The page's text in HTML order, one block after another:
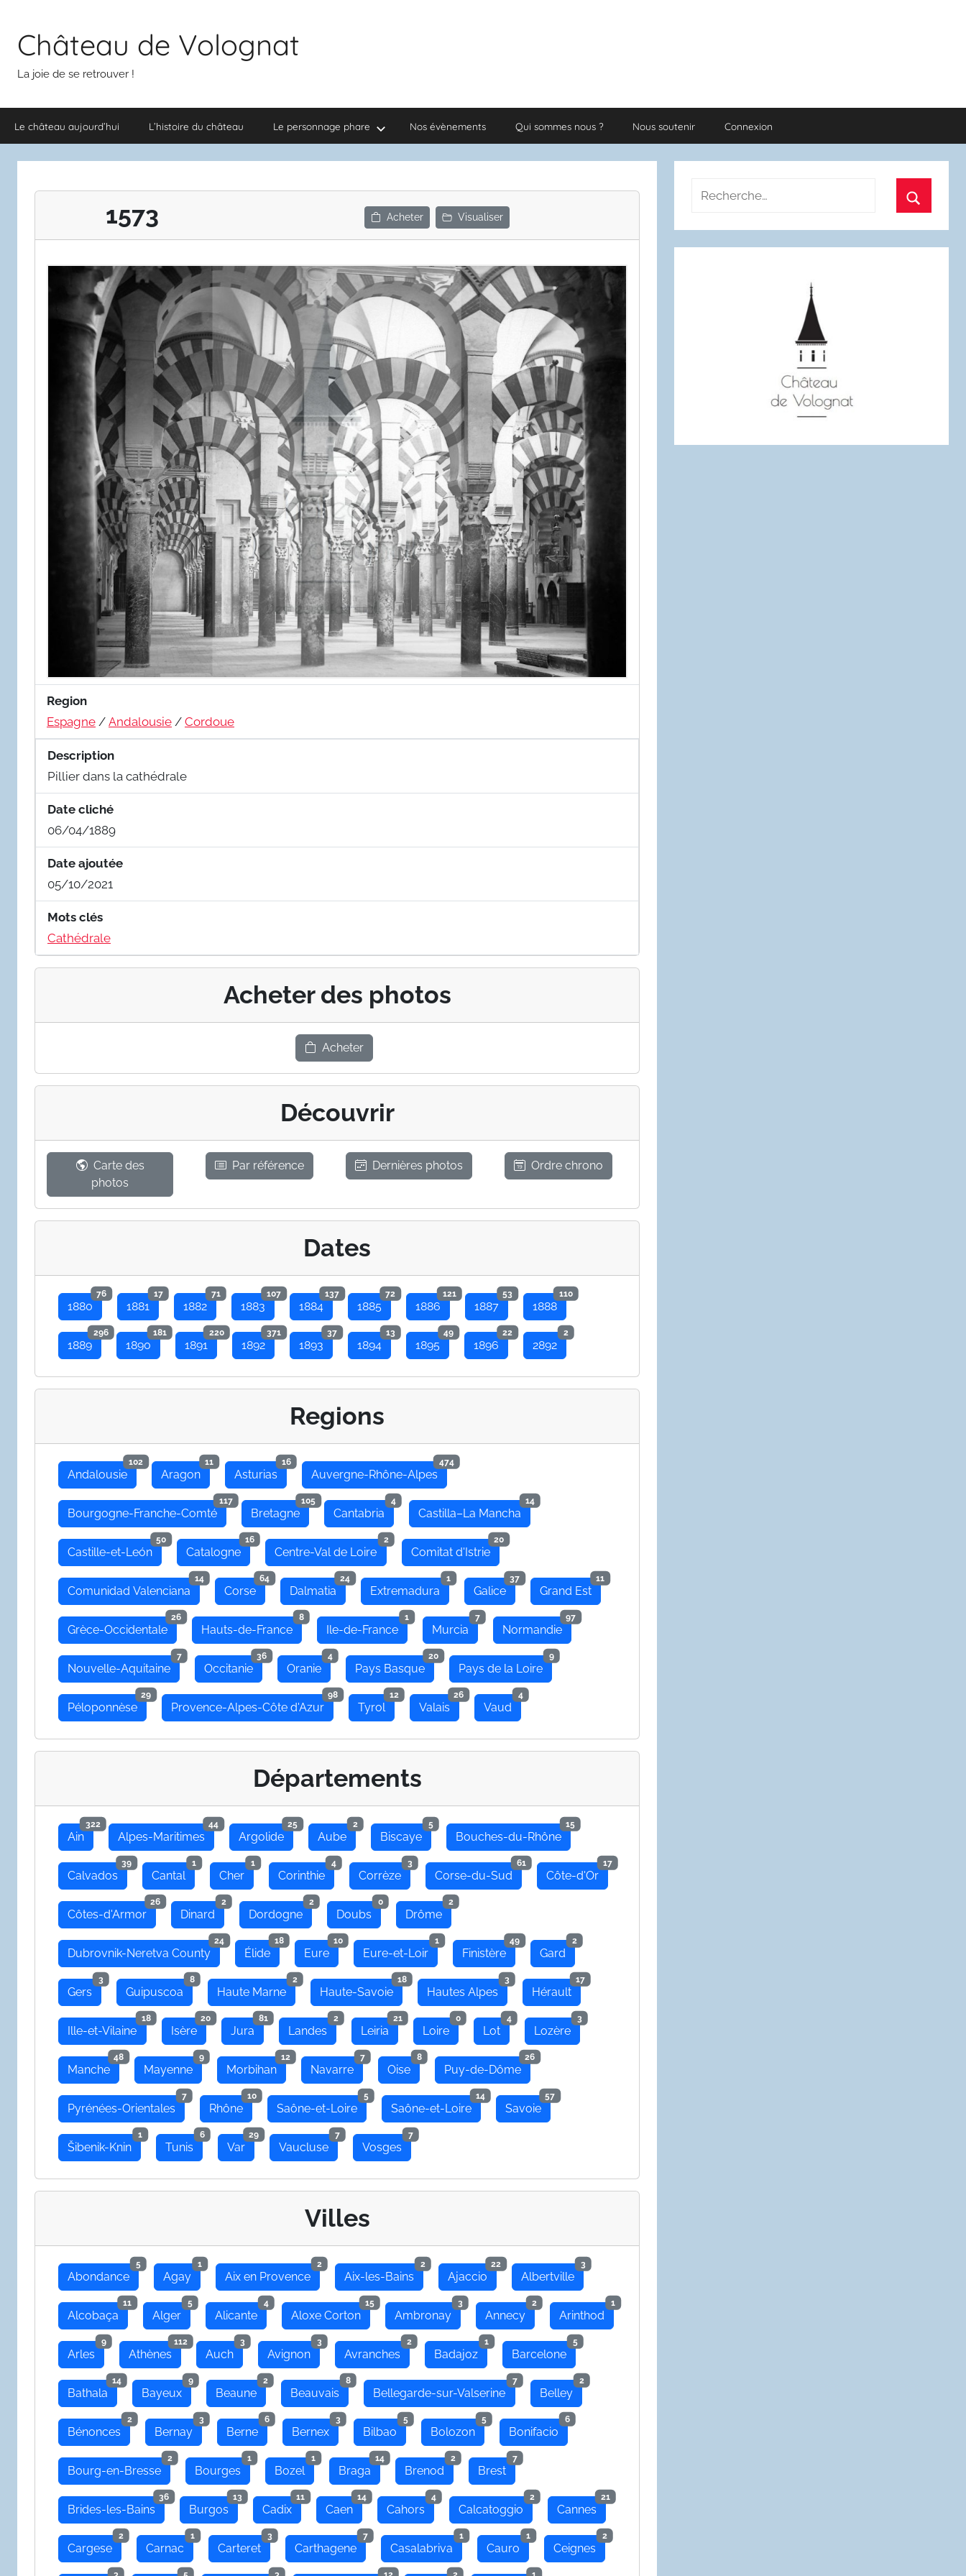
contenuChâteau de Volognat
La joie de se retrouver !
Le château aujourd’hui L’histoire du château Le personnage phare Nos évènements Qui sommes nous ? Nous soutenir Connexion
1573 Acheter Visualiser
Region
Espagne / Andalousie / Cordoue
Description
Pillier dans la cathédrale
Date cliché
06/04/1889
Date ajoutée
05/10/2021
Mots clés
Cathédrale
Acheter des photos
Acheter
Découvrir
Carte des
photos
Par référence Dernières photos Ordre chrono
Dates
1880
76
1881
17
1882
71
1883
107
1884
137
1885
72
1886
121
1887
53
1888
110
1889
296
1890
181
1891
220
1892
371
1893
37
1894
13
1895
49
1896
22
2892
2
Regions
Andalousie
102
Aragon
11
Asturias
16
Auvergne-Rhône-Alpes
474
Bourgogne-Franche-Comté
117
Bretagne
105
Cantabria
4
Castilla–La Mancha
14
Castille-et-León
50
Catalogne
16
Centre-Val de Loire
2
Comitat d'Istrie
20
Comunidad Valenciana
14
Corse
64
Dalmatia
24
Extremadura
1
Galice
37
Grand Est
11
Grèce-Occidentale
26
Hauts-de-France
8
Ile-de-France
1
Murcia
7
Normandie
97
Nouvelle-Aquitaine
7
Occitanie
36
Oranie
4
Pays Basque
20
Pays de la Loire
9
Péloponnèse
29
Provence-Alpes-Côte d'Azur
98
Tyrol
12
Valais
26
Vaud
4
Départements
Ain
322
Alpes-Maritimes
44
Argolide
25
Aube
2
Biscaye
5
Bouches-du-Rhône
15
Calvados
39
Cantal
1
Cher
1
Corinthie
4
Corrèze
3
Corse-du-Sud
61
Côte-d'Or
17
Côtes-d'Armor
26
Dinard
2
Dordogne
2
Doubs
0
Drôme
2
Dubrovnik-Neretva County
24
Élide
18
Eure
10
Eure-et-Loir
1
Finistère
49
Gard
2
Gers
3
Guipuscoa
8
Haute Marne
2
Haute-Savoie
18
Hautes Alpes
3
Hérault
17
Ille-et-Vilaine
18
Isère
20
Jura
81
Landes
2
Leiria
21
Loire
0
Lot
4
Lozère
3
Manche
48
Mayenne
9
Morbihan
12
Navarre
7
Oise
8
Puy-de-Dôme
26
Pyrénées-Orientales
7
Rhône
10
Saône-et-Loire
5
Saône-et-Loire
14
Savoie
57
Šibenik-Knin
1
Tunis
6
Var
29
Vaucluse
7
Vosges
7
Villes
Abondance
5
Agay
1
Aix en Provence
2
Aix-les-Bains
2
Ajaccio
22
Albertville
3
Alcobaça
11
Alger
5
Alicante
4
Aloxe Corton
15
Ambronay
3
Annecy
2
Arinthod
1
Arles
9
Athènes
112
Auch
3
Avignon
3
Avranches
2
Badajoz
1
Barcelone
5
Bathala
14
Bayeux
9
Beaune
2
Beauvais
8
Bellegarde-sur-Valserine
7
Belley
2
Bénonces
2
Bernay
3
Berne
6
Bernex
3
Bilbao
5
Bolozon
5
Bonifacio
6
Bourg-en-Bresse
2
Bourges
1
Bozel
1
Braga
14
Brenod
2
Brest
7
Brides-les-Bains
36
Burgos
13
Cadix
11
Caen
14
Cahors
4
Calcatoggio
2
Cannes
21
Cargese
2
Carnac
1
Carteret
3
Carthagene
7
Casalabriva
1
Cauro
1
Ceignes
2
Recherche
: